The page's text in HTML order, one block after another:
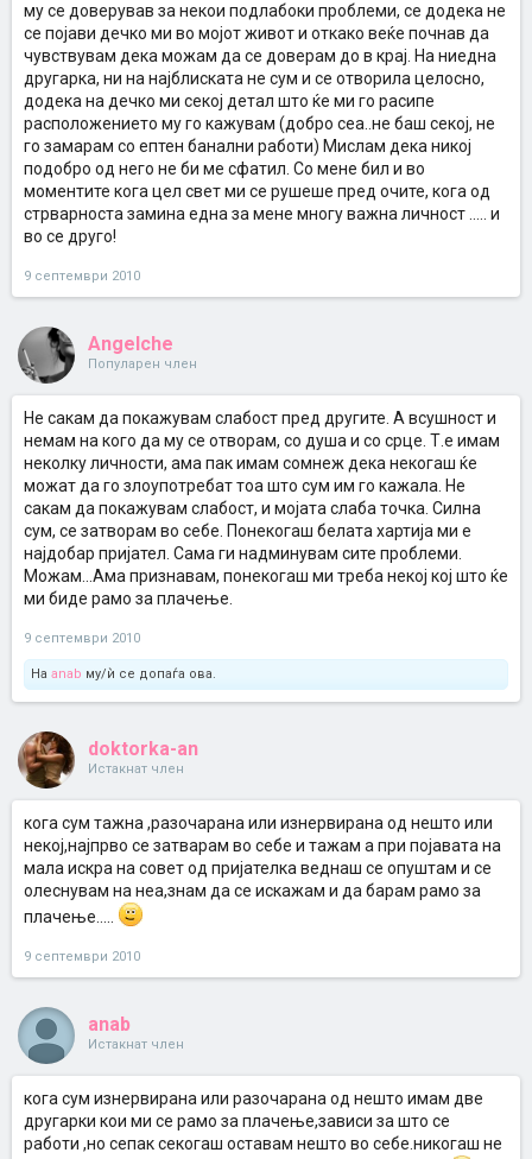
му се доверував за некои подлабоки проблеми, се додека не
се појави дечко ми во мојот живот и откако веќе почнав да
чувствувам дека можам да се доверам до в крај. На ниедна
другарка, ни на најблиската не сум и се отворила целосно,
додека на дечко ми секој детал што ќе ми го расипе
расположението му го кажувам (добро сеа..не баш секој, не
го замарам со ептен банални работи) Мислам дека никој
подобро од него не би ме сфатил. Со мене бил и во
моментите кога цел свет ми се рушеше пред очите, кога од
стрварноста замина една за мене многу важна личност ..... и
во се друго!
9 септември 2010
Angelche
Популарен член
Не сакам да покажувам слабост пред другите. А всушност и
немам на кого да му се отворам, со душа и со срце. Т.е имам
неколку личности, ама пак имам сомнеж дека некогаш ќе
можат да го злоупотребат тоа што сум им го кажала. Не
сакам да покажувам слабост, и мојата слаба точка. Силна
сум, се затворам во себе. Понекогаш белата хартија ми е
најдобар пријател. Сама ги надминувам сите проблеми.
Можам...Ама признавам, понекогаш ми треба некој кој што ќе
ми биде рамо за плачење.
9 септември 2010
На anab му/ѝ се допаѓа ова.
doktorka-an
Истакнат член
кога сум тажна ,разочарана или изнервирана од нешто или
некој,најпрво се затварам во себе и тажам а при појавата на
мала искра на совет од пријателка веднаш се опуштам и се
олеснувам на неа,знам да се искажам и да барам рамо за
плачење.....
9 септември 2010
anab
Истакнат член
кога сум изнервирана или разочарана од нешто имам две
другарки кои ми се рамо за плачење,зависи за што се
работи ,но сепак секогаш оставам нешто во себе.никогаш не